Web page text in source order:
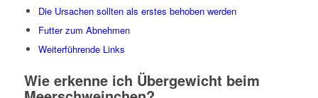
Die Ursachen sollten als erstes behoben werden
Futter zum Abnehmen
Weiterführende Links
Wie erkenne ich Übergewicht beim